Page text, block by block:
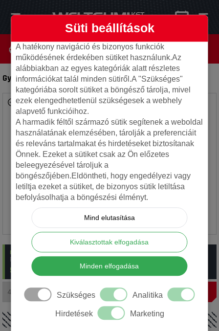
Gyári 4x108 8730H Saab 6x15 ET33 használt-Lemezfelni
raktáron:4 db Gyári 4x108 8730H Saab 6x15 ET33 használt
Rendelési szám: 13_8730ALFAH
5 900 Ft/ db €)
RÉSZLETEK
Süti beállítások
A hatékony navigáció és bizonyos funkciók
működésének érdekében sütiket használunk.Az
alábbiakban az egyes kategóriák alatt részletes
információkat talál minden sütiről.A "Szükséges"
kategóriába sorolt sütiket a böngésző tárolja, mivel
ezek elengedhetetlenül szükségesek a webhely
alapvető funkcióihoz.
A harmadik féltől származó sütik segítenek a weboldal
használatának elemzésében, tárolják a preferenciáit
és releváns tartalmakat és hirdetéseket biztosítanak
Önnek. Ezeket a sütiket csak az Ön előzetes
beleegyezésével tároljuk a
böngészőjében.Eldöntheti, hogy engedélyezi vagy
letiltja ezeket a sütiket, de bizonyos sütik letiltása
befolyásolhatja a böngészési élményt.
Mind elutasítása
Kiválasztottak elfogadása
Minden elfogadása
Szükséges Analitika
Hirdetések Marketing